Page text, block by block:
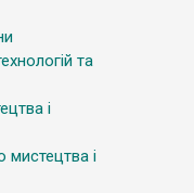
та
і
мистецтва і